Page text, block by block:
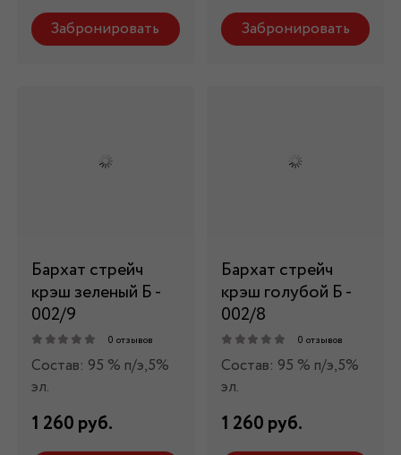
Забронировать Забронировать
Бархат стрейч
крэш зеленый Б -
002/9
0 отзывов
Состав: 95 % п/э,5%
эл.
1 260 руб.
Бархат стрейч
крэш голубой Б -
002/8
0 отзывов
Состав: 95 % п/э,5%
эл.
1 260 руб.